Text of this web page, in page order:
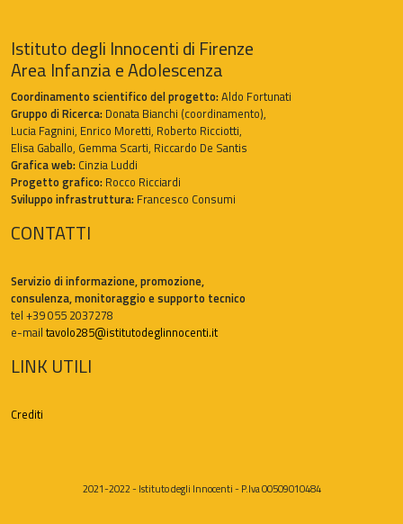
Istituto degli Innocenti di Firenze
Area Infanzia e Adolescenza
Coordinamento scientifico del progetto:Aldo Fortunati
Gruppo di Ricerca: Donata Bianchi (coordinamento),
Lucia Fagnini, Enrico Moretti, Roberto Ricciotti,
Elisa Gaballo, Gemma Scarti, Riccardo De Santis
Grafica web: Cinzia Luddi
Progetto grafico: Rocco Ricciardi
Sviluppo infrastruttura: Francesco Consumi
CONTATTI
Servizio di informazione, promozione,
consulenza, monitoraggio e supporto tecnico
tel +39 055 2037278
e-mail tavolo285@istitutodeglinnocenti.it
LINK UTILI
Crediti
2021-2022 - Istituto degli Innocenti - P.Iva 00509010484